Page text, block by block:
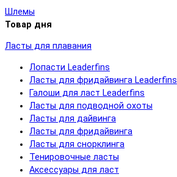
Шлемы
Товар дня
Ласты для плавания
Лопасти Leaderfins
Ласты для фридайвинга Leaderfins
Галоши для ласт Leaderfins
Ласты для подводной охоты
Ласты для дайвинга
Ласты для фридайвинга
Ласты для снорклинга
Тенировочные ласты
Аксессуары для ласт